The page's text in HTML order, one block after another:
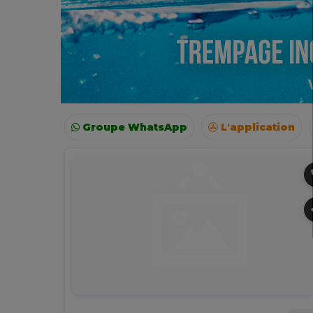
Groupe WhatsApp L'application